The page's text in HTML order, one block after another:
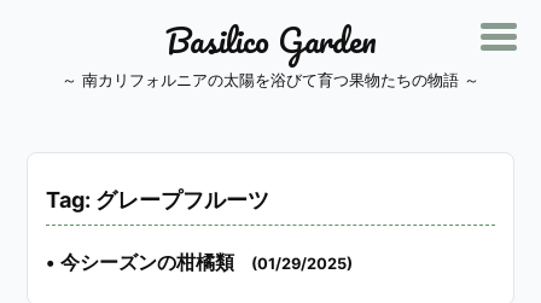
Basilico Garden
～ 南カリフォルニアの太陽を浴びて育つ果物たちの物語 ～
Tag: グレープフルーツ
• 今シーズンの柑橘類 (01/29/2025)